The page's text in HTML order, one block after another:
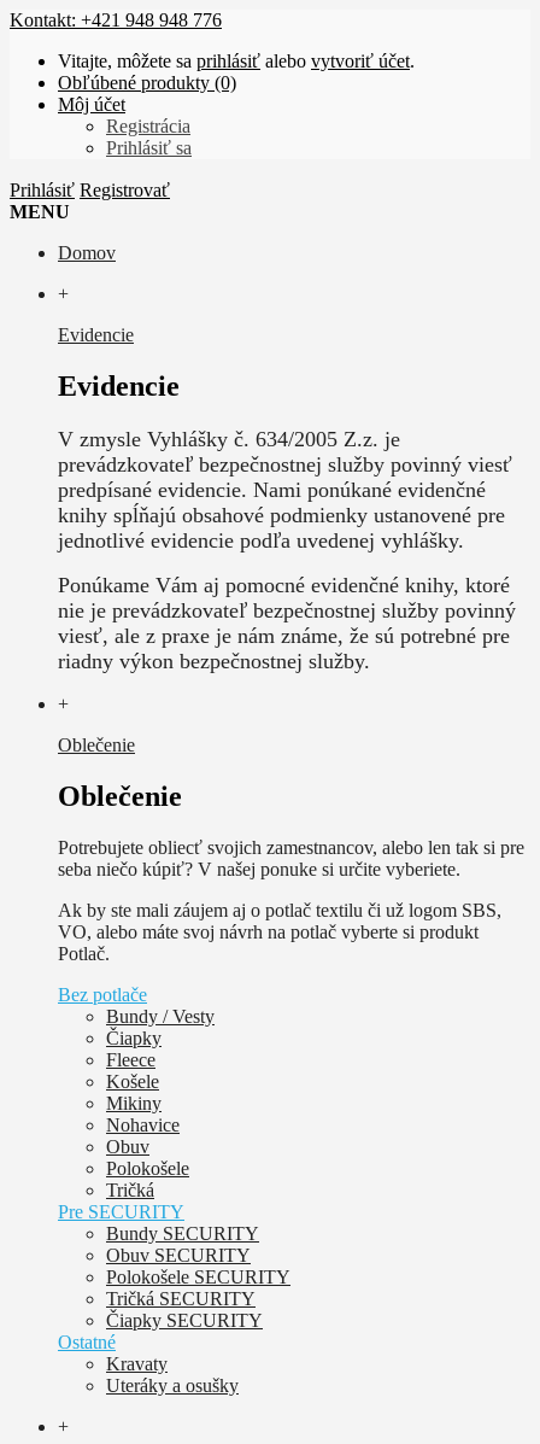
Kontakt: +421 948 948 776
Vitajte, môžete sa prihlásiť alebo vytvoriť účet.
Obľúbené produkty (0)
Môj účet
Registrácia
Prihlásiť sa
Prihlásiť Registrovať
MENU
Domov
+
Evidencie
Evidencie
V zmysle Vyhlášky č. 634/2005 Z.z. je
prevádzkovateľ bezpečnostnej služby povinný viesť
predpísané evidencie. Nami ponúkané evidenčné
knihy spĺňajú obsahové podmienky ustanovené pre
jednotlivé evidencie podľa uvedenej vyhlášky.
Ponúkame Vám aj pomocné evidenčné knihy, ktoré
nie je prevádzkovateľ bezpečnostnej služby povinný
viesť, ale z praxe je nám známe, že sú potrebné pre
riadny výkon bezpečnostnej služby.
+
Oblečenie
Oblečenie
Potrebujete obliecť svojich zamestnancov, alebo len tak si pre
seba niečo kúpiť? V našej ponuke si určite vyberiete.
Ak by ste mali záujem aj o potlač textilu či už logom SBS,
VO, alebo máte svoj návrh na potlač vyberte si produkt
Potlač.
Bez potlače
Bundy / Vesty
Čiapky
Fleece
Košele
Mikiny
Nohavice
Obuv
Polokošele
Tričká
Pre SECURITY
Bundy SECURITY
Obuv SECURITY
Polokošele SECURITY
Tričká SECURITY
Čiapky SECURITY
Ostatné
Kravaty
Uteráky a osušky
+